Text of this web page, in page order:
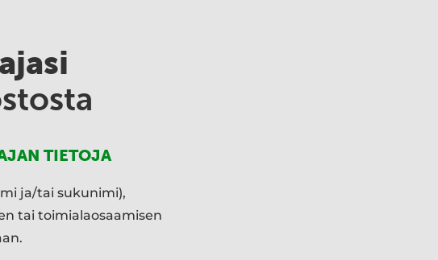
TIETOJA
ja/tai sukunimi),
tai toimialaosaamisen